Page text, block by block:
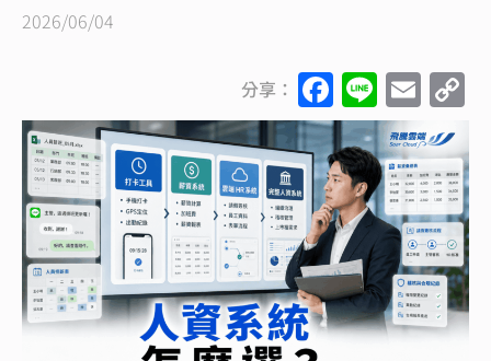
2026/06/04
分享： F
a
c
e
b
o
o
k
Li
n
e
E
m
ai
l
p
y
n
k